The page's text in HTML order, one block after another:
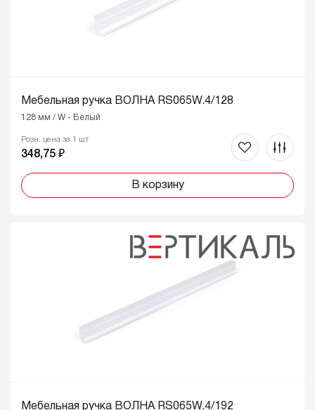
Мебельная ручка ВОЛНА RS065W.4/128
128 мм / W - Белый
Розн. цена за 1 шт
348,75 ₽
В корзину
Мебельная ручка ВОЛНА RS065W.4/192